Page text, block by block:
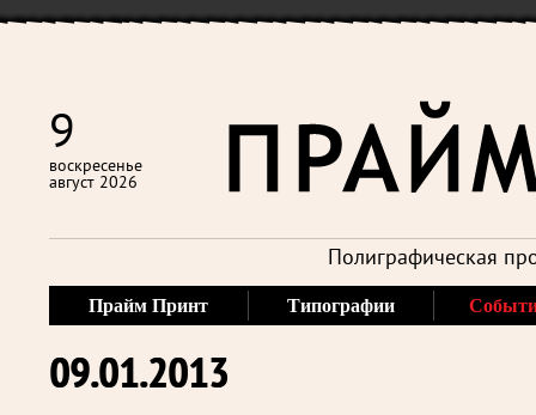
9
воскресенье
август 2026
Полиграфическая
Прайм Принт Типографии
09.01.2013